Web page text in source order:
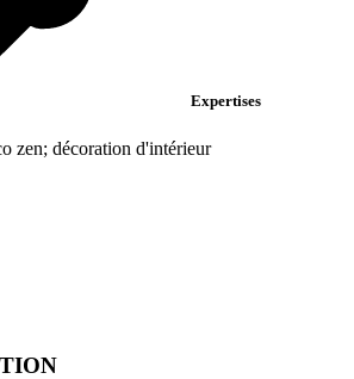
Expertises
zen; décoration d'intérieur